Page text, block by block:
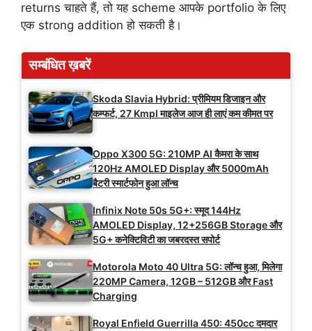
returns चाहते हैं, तो यह scheme आपके portfolio के लिए
एक strong addition हो सकती है।
सम्बंधित ख़बरें
Skoda Slavia Hybrid: प्रीमियम डिजाइन और
कम्फर्ट, 27 Kmpl माइलेज आज ही लाएं कम कीमत पर
Oppo X300 5G: 210MP AI कैमरा के साथ
120Hz AMOLED Display और 5000mAh
बैटरी स्मार्टफोन हुआ लॉन्च
Infinix Note 50s 5G+: स्मूद 144Hz
AMOLED Display, 12+256GB Storage और
5G+ कनेक्टिविटी का जबरदस्त सपोर्ट
Motorola Moto 40 Ultra 5G: लॉन्च हुआ, मिलेगा
220MP Camera, 12GB – 512GB और Fast
Charging
Royal Enfield Guerrilla 450: 450cc दमदार